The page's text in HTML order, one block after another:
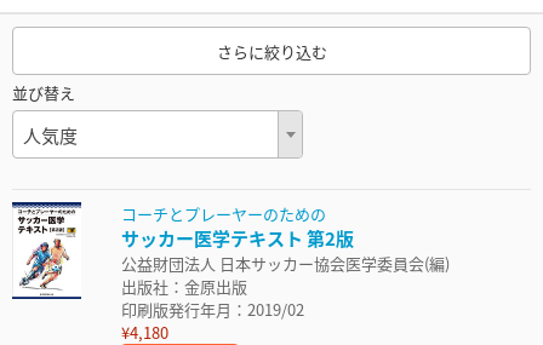
さらに絞り込む
並び替え
人気度
コーチとプレーヤーのための
サッカー医学テキスト 第2版
公益財団法人 日本サッカー協会医学委員会(編)
出版社：金原出版
印刷版発行年月：2019/02
¥4,180